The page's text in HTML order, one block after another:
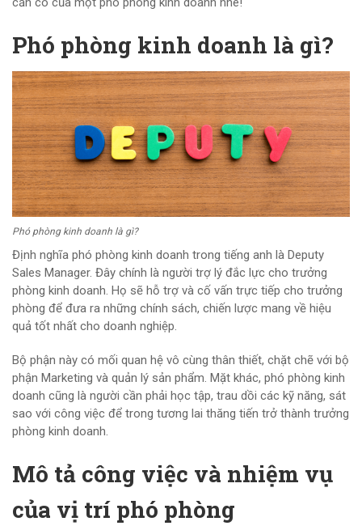
Phó phòng kinh doanh là gì?
Phó phòng kinh doanh là gì?
Định nghĩa phó phòng kinh doanh trong tiếng anh là Deputy
Sales Manager. Đây chính là người trợ lý đắc lực cho trưởng
phòng kinh doanh. Họ sẽ hỗ trợ và cố vấn trực tiếp cho trưởng
phòng để đưa ra những chính sách, chiến lược mang về hiệu
quả tốt nhất cho doanh nghiệp.
Bộ phận này có mối quan hệ vô cùng thân thiết, chặt chẽ với bộ
phận Marketing và quản lý sản phẩm. Mặt khác, phó phòng kinh
doanh cũng là người cần phải học tập, trau dồi các kỹ năng, sát
sao với công việc để trong tương lai thăng tiến trở thành trưởng
phòng kinh doanh.
Mô tả công việc và nhiệm vụ
của vị trí phó phòng